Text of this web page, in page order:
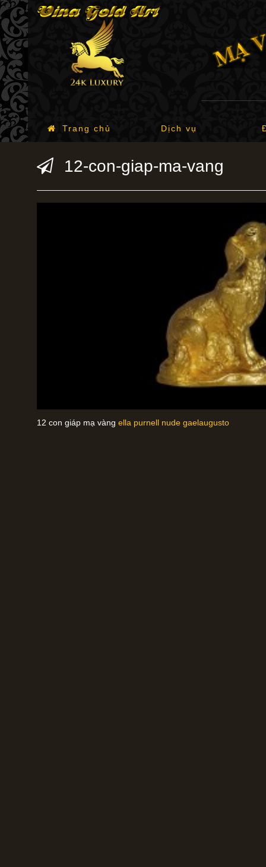
Trang chủ Dịch vụ
12-con-giap-ma-vang
12 con giáp mạ vàng ella purnell nude gaelaugusto